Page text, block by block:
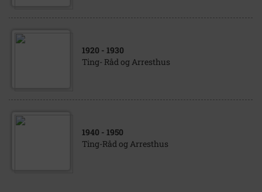
1920 - 1930
Ting- Råd og Arresthus
1940 - 1950
Ting-Råd og Arresthus